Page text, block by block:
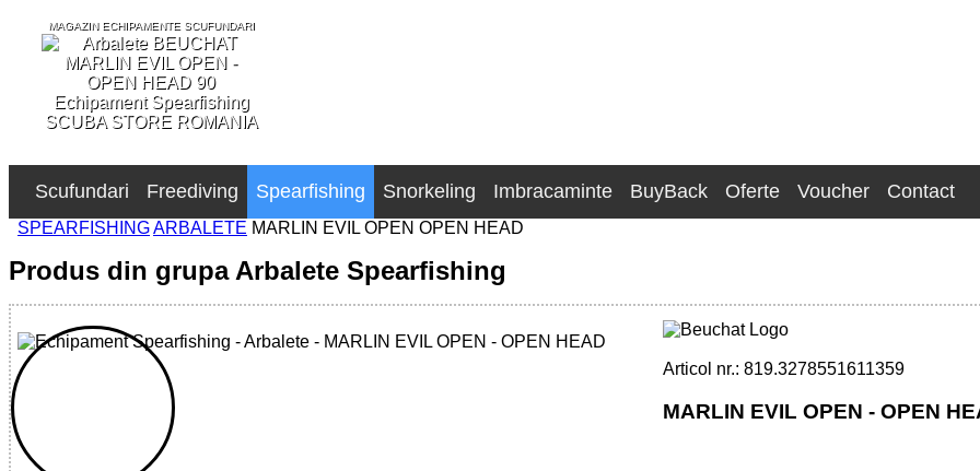
MAGAZIN ECHIPAMENTE SCUFUNDARI
SCUBA STORE ROMANIA
Scufundari Freediving Spearfishing Snorkeling Imbracaminte BuyBack Oferte Voucher Contact
SPEARFISHINGARBALETE MARLIN EVIL OPEN OPEN HEAD
Produs din grupa Arbalete Spearfishing
32785516113 - MARLIN EVIL OPEN - OPEN HEAD
Articol nr.: 819.3278551611359
MARLIN EVIL OPEN - OPEN